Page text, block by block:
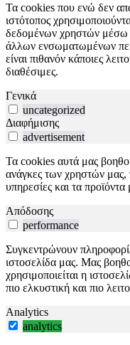
Τα cookies που ενώ δεν
ιστότοπος
δεδομένων χρηστών μέσω
άλλων ενσωματωμένων
είναι πιθανόν κάποιες
διαθέσιμες.
Γενικά
uncategorized
Διαφήμισης
advertisement
Τα cookies αυτά μας
ανάγκες των χρηστών μας,
υπηρεσίες και τα προϊόντα
Απόδοσης
performance
Συγκεντρώνουν
ιστοσελίδα μας. Μας
χρησιμοποιείται η
πιο ελκυστική και πιο
Analytics
analytics